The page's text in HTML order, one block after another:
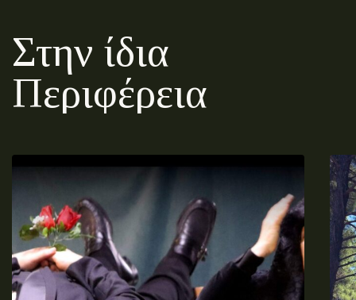
Στην ίδια
Περιφέρεια